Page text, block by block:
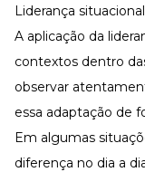
Liderança
A aplicação da
contextos dentro
observar
essa adaptação de
Em algumas
diferença no dia a